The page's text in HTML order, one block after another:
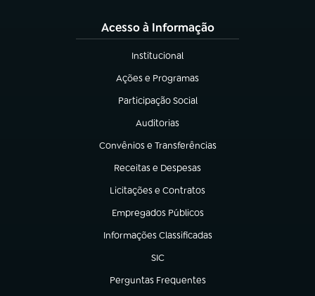
Acesso à Informação
Institucional
(abre em nova aba)
Ações e Programas
(abre em nova aba)
Participação Social
(abre em nova aba)
Auditorias
(abre em nova aba)
Convênios e Transferências
(abre em nova aba)
Receitas e Despesas
(abre em nova aba)
Licitações e Contratos
(abre em nova aba)
Empregados Públicos
(abre em nova aba)
Informações Classificadas
(abre em nova aba)
SIC
(abre em nova aba)
Perguntas Frequentes
(abre em nova aba)